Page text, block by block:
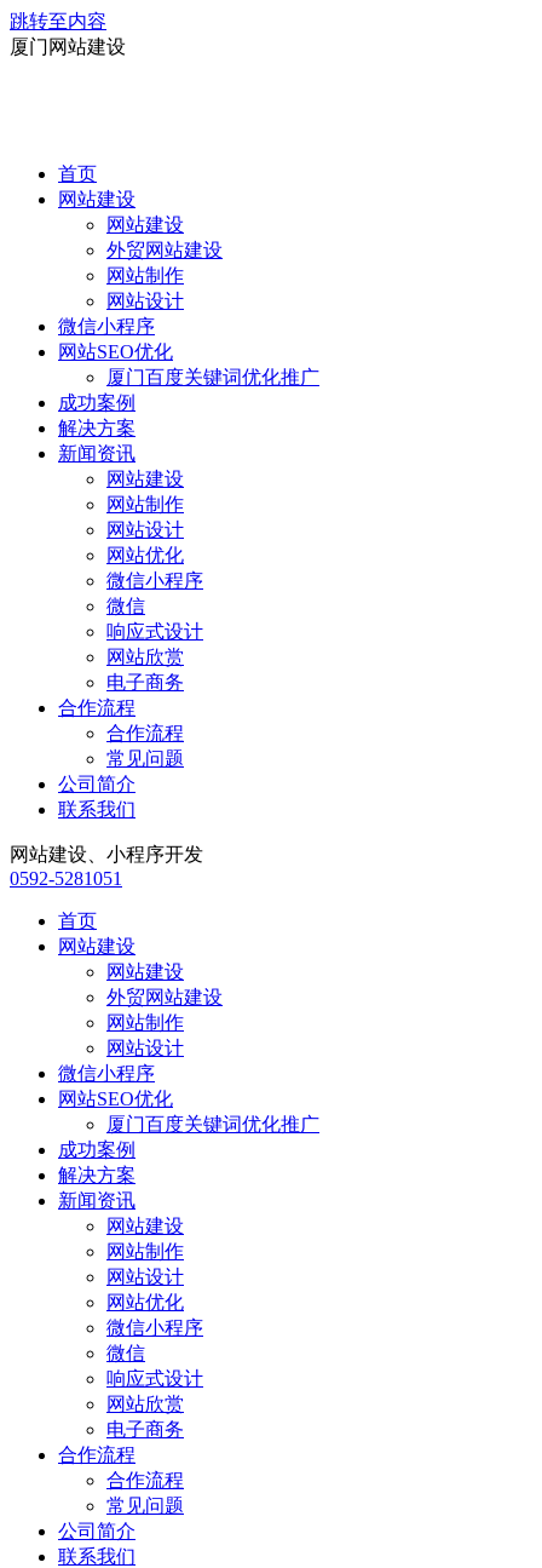
跳转至内容
厦门网站建设
首页
网站建设
网站建设
外贸网站建设
网站制作
网站设计
微信小程序
网站SEO优化
厦门百度关键词优化推广
成功案例
解决方案
新闻资讯
网站建设
网站制作
网站设计
网站优化
微信小程序
微信
响应式设计
网站欣赏
电子商务
合作流程
合作流程
常见问题
公司简介
联系我们
网站建设、小程序开发
0592-5281051
首页
网站建设
网站建设
外贸网站建设
网站制作
网站设计
微信小程序
网站SEO优化
厦门百度关键词优化推广
成功案例
解决方案
新闻资讯
网站建设
网站制作
网站设计
网站优化
微信小程序
微信
响应式设计
网站欣赏
电子商务
合作流程
合作流程
常见问题
公司简介
联系我们